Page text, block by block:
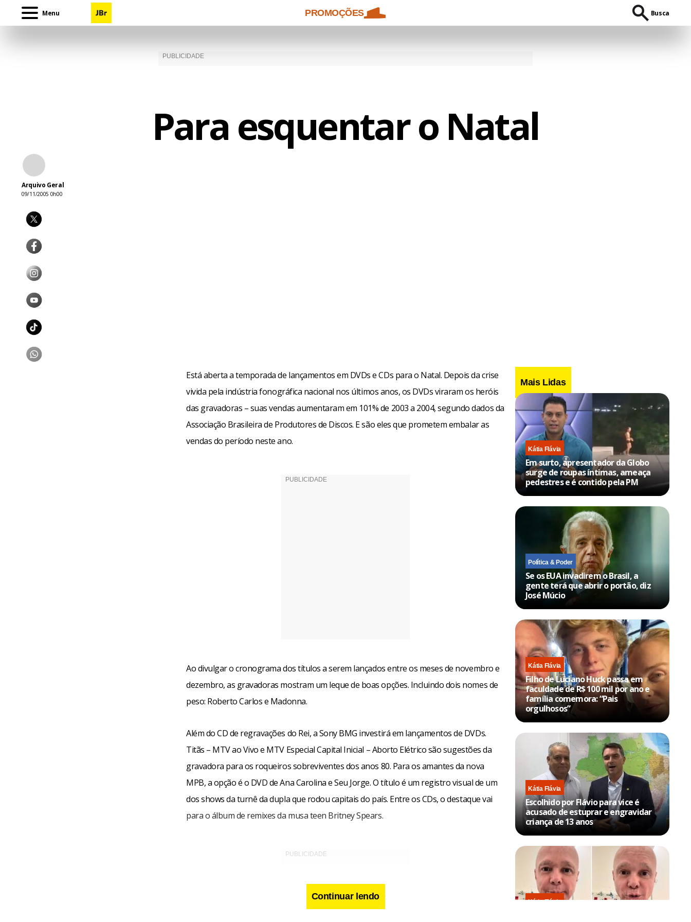
Menu PROMOÇÕES Busca
Para esquentar o Natal
Arquivo Geral
09/11/2005 0h00
Está aberta a temporada de lançamentos em DVDs e CDs para o Natal. Depois da crise
vivida pela indústria fonográfica nacional nos últimos anos, os DVDs viraram os heróis
das gravadoras – suas vendas aumentaram em 101% de 2003 a 2004, segundo dados da
Associação Brasileira de Produtores de Discos. E são eles que prometem embalar as
vendas do período neste ano.
Ao divulgar o cronograma dos títulos a serem lançados entre os meses de novembro e
dezembro, as gravadoras mostram um leque de boas opções. Incluindo dois nomes de
peso: Roberto Carlos e Madonna.
Além do CD de regravações do Rei, a Sony BMG investirá em lançamentos de DVDs.
Titãs – MTV ao Vivo e MTV Especial Capital Inicial – Aborto Elétrico são sugestões da
gravadora para os roqueiros sobreviventes dos anos 80. Para os amantes da nova
MPB, a opção é o DVD de Ana Carolina e Seu Jorge. O título é um registro visual de um
dos shows da turnê da dupla que rodou capitais do país. Entre os CDs, o destaque vai
para o álbum de remixes da musa teen Britney Spears.
Continuar lendo
Mais Lidas
Kátia Flávia
Em surto, apresentador da Globo
surge de roupas íntimas, ameaça
pedestres e é contido pela PM
Política & Poder
Se os EUA invadirem o Brasil, a
gente terá que abrir o portão, diz
José Múcio
Kátia Flávia
Filho de Luciano Huck passa em
faculdade de R$ 100 mil por ano e
família comemora: “Pais
orgulhosos”
Kátia Flávia
Escolhido por Flávio para vice é
acusado de estuprar e engravidar
criança de 13 anos
Kátia Flávia